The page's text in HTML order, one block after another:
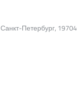
Петербург,